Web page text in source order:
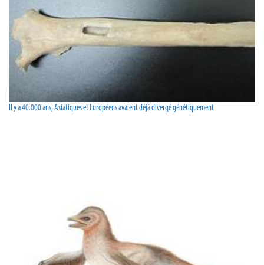
Il y a 40.000 ans, Asiatiques et Européens avaient déjà divergé génétiquement